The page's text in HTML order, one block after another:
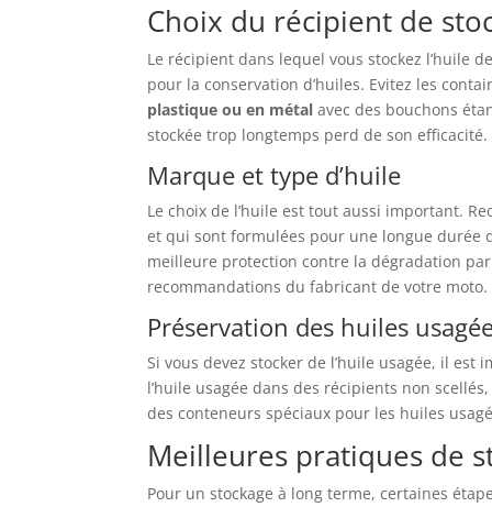
Choix du récipient de
Le récipient dans lequel vous stockez l’huile
pour la conservation d’huiles. Evitez les
plastique ou en métal avec des bouchons
stockée trop longtemps perd de son efficacité.
Marque et type d’huile
Le choix de l’huile est tout aussi important.
et qui sont formulées pour une longue durée
meilleure protection contre la dégradation
recommandations du fabricant de votre moto.
Préservation des huiles
Si vous devez stocker de l’huile usagée, il
l’huile usagée dans des récipients non
des conteneurs spéciaux pour les huiles
Meilleures pratiques de
Pour un stockage à long terme, certaines